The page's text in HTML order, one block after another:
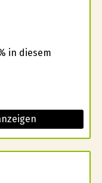
in diesem